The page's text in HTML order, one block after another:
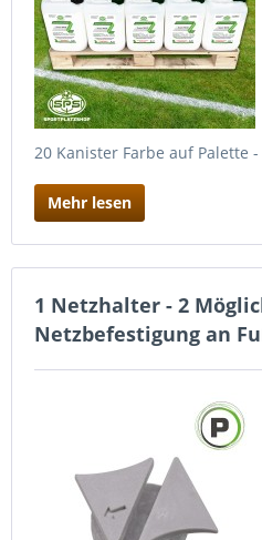
20 Kanister Farbe auf Palette
Mehr lesen
1 Netzhalter - 2
Netzbefestigung an